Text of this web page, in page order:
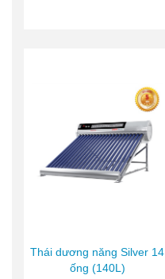
Thái dương năng Silver 14
ống (140L)